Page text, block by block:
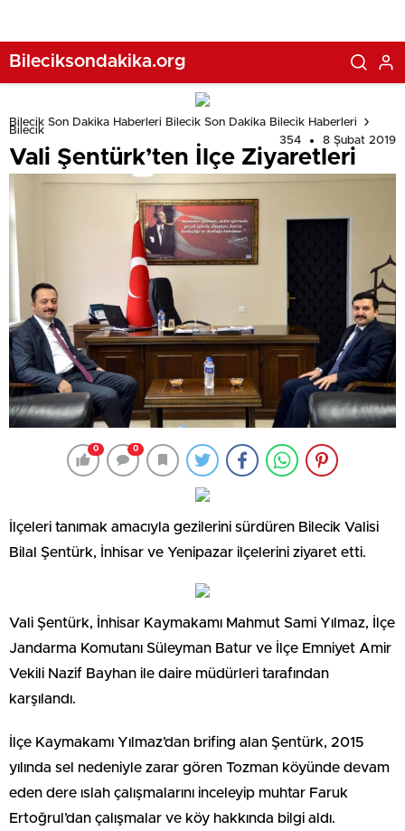
Bileciksondakika.org
Bilecik Son Dakika Haberleri Bilecik Son Dakika Bilecik Haberleri
Bilecik
354
8 Şubat 2019
Vali Şentürk’ten İlçe Ziyaretleri
0 0
İlçeleri tanımak amacıyla gezilerini sürdüren Bilecik Valisi
Bilal Şentürk, İnhisar ve Yenipazar ilçelerini ziyaret etti.
Vali Şentürk, İnhisar Kaymakamı Mahmut Sami Yılmaz, İlçe
Jandarma Komutanı Süleyman Batur ve İlçe Emniyet Amir
Vekili Nazif Bayhan ile daire müdürleri tarafından
karşılandı.
İlçe Kaymakamı Yılmaz’dan brifing alan Şentürk, 2015
yılında sel nedeniyle zarar gören Tozman köyünde devam
eden dere ıslah çalışmalarını inceleyip muhtar Faruk
Ertoğrul’dan çalışmalar ve köy hakkında bilgi aldı.